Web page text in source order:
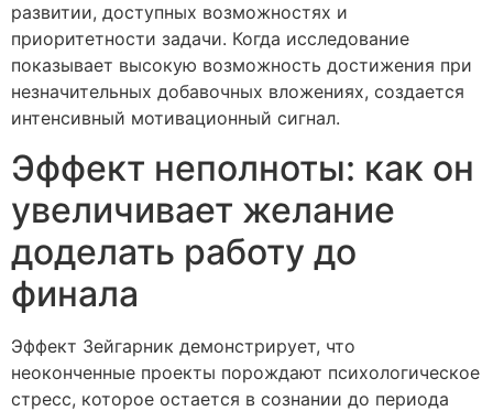
развитии, доступных возможностях и
приоритетности задачи. Когда исследование
показывает высокую возможность достижения при
незначительных добавочных вложениях, создается
интенсивный мотивационный сигнал.
Эффект неполноты: как он
увеличивает желание
доделать работу до
финала
Эффект Зейгарник демонстрирует, что
неоконченные проекты порождают психологическое
стресс, которое остается в сознании до периода